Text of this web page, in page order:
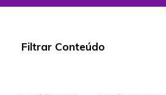
Filtrar Conteúdo